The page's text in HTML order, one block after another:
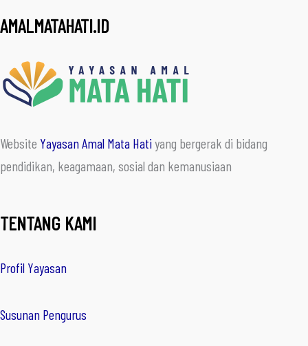
AMALMATAHATI.ID
Website Yayasan Amal Mata Hatiyang bergerak di bidang
pendidikan, keagamaan, sosial dan kemanusiaan
TENTANG KAMI
Profil Yayasan
Susunan Pengurus